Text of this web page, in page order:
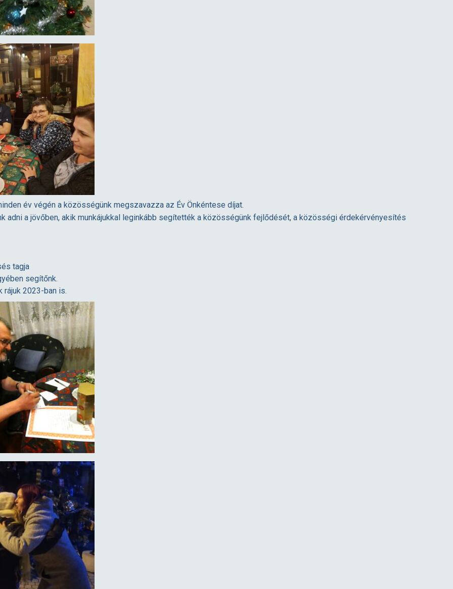
év végén a közösségünk megszavazza az Év Önkéntese díjat.
adni a jövőben, akik munkájukkal leginkább segítették a közösségünk fejlődését, a közösségi érdekérvényesítés
tagja
segítőnk.
rájuk 2023-ban is.